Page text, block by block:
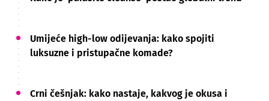
Umijeće high-low odijevanja: kako spojiti
luksuzne i pristupačne komade?
Crni češnjak: kako nastaje, kakvog je okusa i